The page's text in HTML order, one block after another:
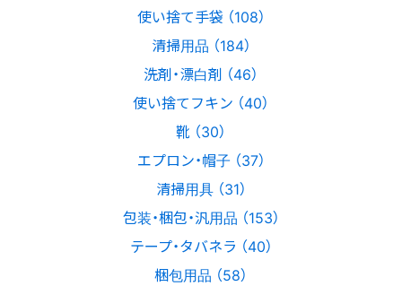
使い捨て手袋 （108）
清掃用品 （184）
洗剤・漂白剤 （46）
使い捨てフキン （40）
靴 （30）
エプロン・帽子 （37）
清掃用具 （31）
包装・梱包・汎用品 （153）
テープ・タバネラ （40）
梱包用品 （58）